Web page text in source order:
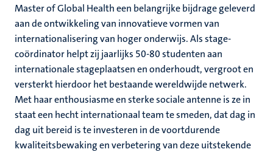
Master of Global Health een belangrijke bijdrage geleverd
aan de ontwikkeling van innovatieve vormen van
internationalisering van hoger onderwijs. Als stage-
coördinator helpt zij jaarlijks 50-80 studenten aan
internationale stageplaatsen en onderhoudt, vergroot en
versterkt hierdoor het bestaande wereldwijde netwerk.
Met haar enthousiasme en sterke sociale antenne is ze in
staat een hecht internationaal team te smeden, dat dag in
dag uit bereid is te investeren in de voortdurende
kwaliteitsbewaking en verbetering van deze uitstekende